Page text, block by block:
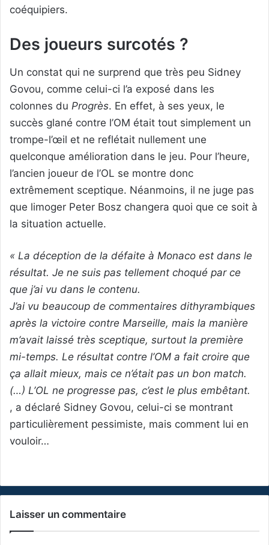
coéquipiers.
Des joueurs surcotés ?
Un constat qui ne surprend que très peu Sidney
Govou, comme celui-ci l’a exposé dans les
colonnes du Progrès. En effet, à ses yeux, le
succès glané contre l’OM était tout simplement un
trompe-l’œil et ne reflétait nullement une
quelconque amélioration dans le jeu. Pour l’heure,
l’ancien joueur de l’OL se montre donc
extrêmement sceptique. Néanmoins, il ne juge pas
que limoger Peter Bosz changera quoi que ce soit à
la situation actuelle.
« La déception de la défaite à Monaco est dans le
résultat. Je ne suis pas tellement choqué par ce
que j’ai vu dans le contenu.
J’ai vu beaucoup de commentaires dithyrambiques
après la victoire contre Marseille, mais la manière
m’avait laissé très sceptique, surtout la première
mi-temps. Le résultat contre l’OM a fait croire que
ça allait mieux, mais ce n’était pas un bon match.
(…) L’OL ne progresse pas, c’est le plus embêtant.
, a déclaré Sidney Govou, celui-ci se montrant
particulièrement pessimiste, mais comment lui en
vouloir…
Laisser un commentaire